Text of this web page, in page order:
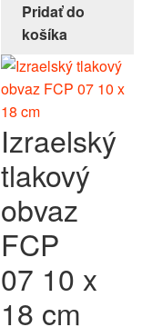
Pridať do
košíka
Izraelský
tlakový
obvaz
FCP
07 10 x
18 cm